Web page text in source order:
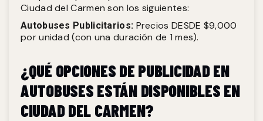
Ciudad del Carmen son los siguientes:
Autobuses Publicitarios: Precios DESDE $9,000
por unidad (con una duración de 1 mes).
¿QUÉ OPCIONES DE PUBLICIDAD EN
AUTOBUSES ESTÁN DISPONIBLES EN
CIUDAD DEL CARMEN?